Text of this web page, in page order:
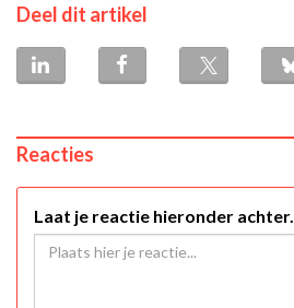
Deel dit artikel
Reacties
Laat je reactie hieronder achter.